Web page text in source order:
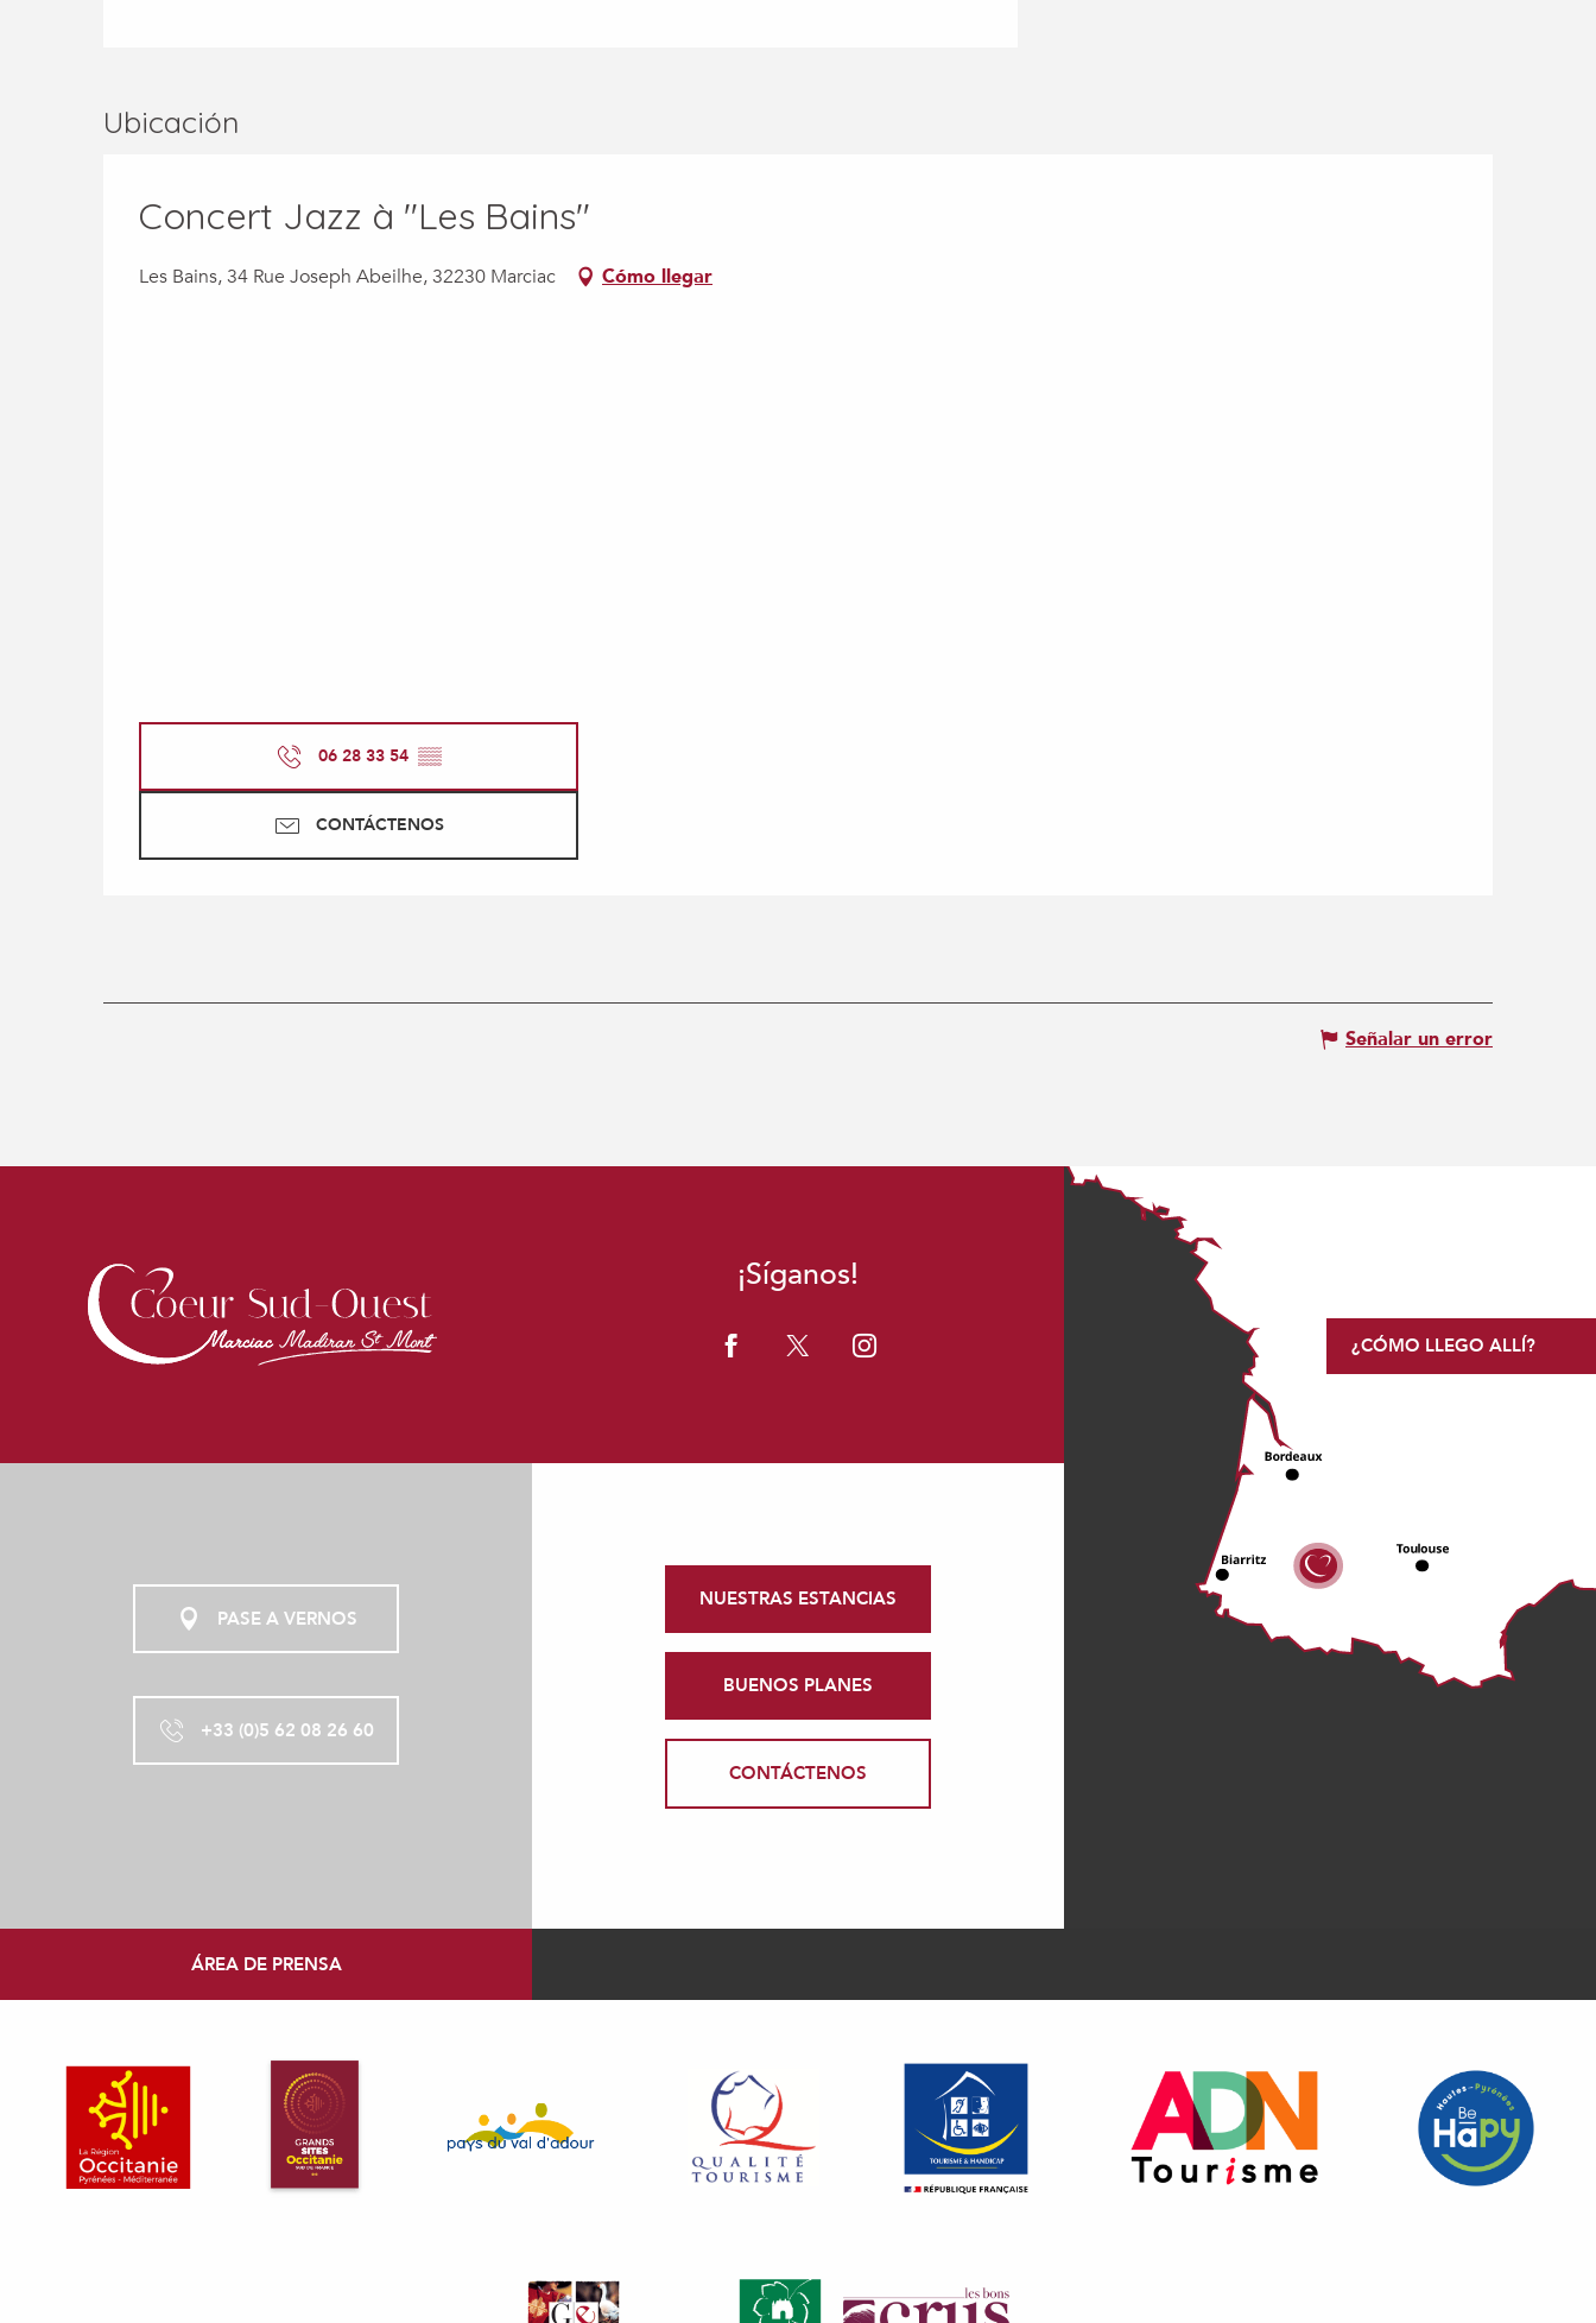
Ubicación
Concert Jazz à "Les Bains"
Les Bains, 34 Rue Joseph Abeilhe, 32230 Marciac Cómo llegar
06 28 33 54 ▒▒
CONTÁCTENOS
Señalar un error
¡Síganos!
PASE A VERNOS
+33 (0)5 62 08 26 60
NUESTRAS ESTANCIAS
BUENOS PLANES
CONTÁCTENOS
¿CÓMO LLEGO ALLÍ?
ÁREA DE PRENSA